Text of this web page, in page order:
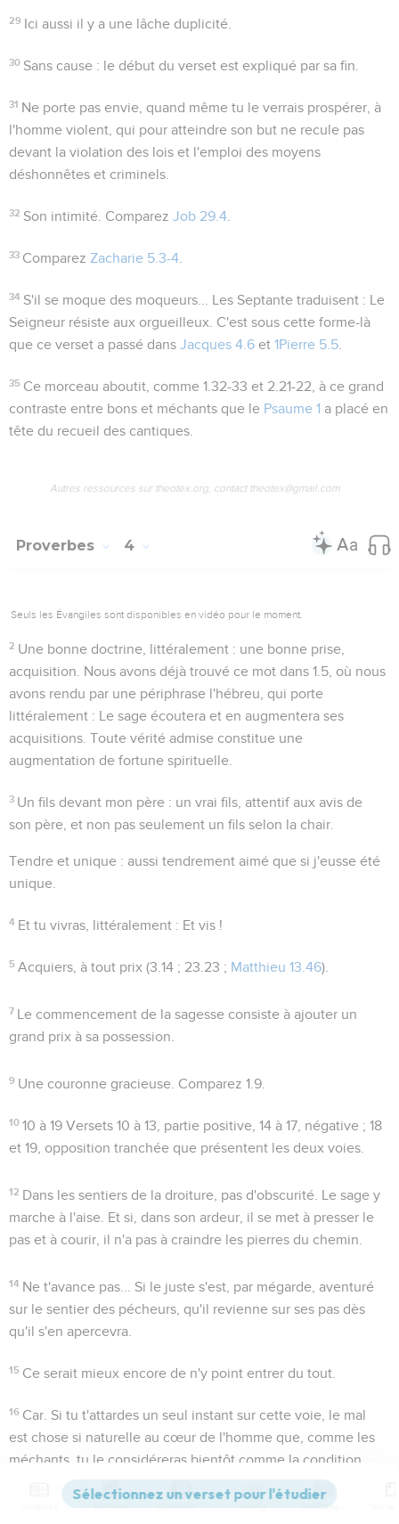
29 Ici aussi il y a une lâche duplicité.
30 Sans cause : le début du verset est expliqué par sa fin.
31 Ne porte pas envie , quand même tu le verrais prospérer, à
l'homme violent , qui pour atteindre son but ne recule pas
devant la violation des lois et l'emploi des moyens
déshonnêtes et criminels.
32 Son intimité . ComparezJob 29.4
33 ComparezZacharie 5.3-4
34 S'il se moque des moqueurs... Les Septante traduisent : Le
Seigneur résiste aux orgueilleux . C'est sous cette forme-là
que ce verset a passé dans Jacques 4.6 et 1Pierre 5.5
35 Ce morceau aboutit, comme1.32-33 et 2.21-22 , à ce grand
contraste entre bons et méchants que le Psaume 1 a placé en
tête du recueil des cantiques.
Autres ressources sur theotex.org, contact theotex@gmail.com
Proverbes 4
Seuls les Évangiles sont disponibles en vidéo pour le moment.
2 Une bonne doctrine , littéralement : une bonne prise,
acquisition . Nous avons déjà trouvé ce mot dans 1.5 , où nous
avons rendu par une périphrase l'hébreu, qui porte
littéralement : Le sage écoutera et en augmentera ses
acquisitions . Toute vérité admise constitue une
augmentation de fortune spirituelle.
3 Un fils devant mon père : un vrai fils, attentif aux avis de
son père, et non pas seulement un fils selon la chair.
Tendre et unique : aussi tendrement aimé que si j'eusse été
unique.
4 Et tu vivras , littéralement : Et vis !
5 Acquiers , à tout prix (3.14 ; 23.23 ; Matthieu 13.46).
7 Le commencement de la sagesse consiste à ajouter un
grand prix à sa possession.
9 Une couronne gracieuse . Comparez1.9
10 10 à 19 Versets 10 à 13, partie positive, 14 à 17, négative ; 18
et 19, opposition tranchée que présentent les deux voies.
12 Dans les sentiers de la droiture, pas d'obscurité. Le sage y
marche à l'aise. Et si, dans son ardeur, il se met à presser le
pas et à courir, il n'a pas à craindre les pierres du chemin.
14 Ne t'avance pas...
Si le juste s'est, par mégarde, aventuré
sur le sentier des pécheurs, qu'il revienne sur ses pas dès
qu'il s'en apercevra.
15 Ce serait mieux encore de n'y point entrer du tout.
16 Car . Si tu t'attardes un seul instant sur cette voie, le mal
est chose si naturelle au cœur de l'homme que, comme les
méchants, tu le considéreras bientôt comme la condition
indispensable du bonheur. D'autres ne peuvent dormir
quand ils ont mal fait ; eux ne dorment tranquilles qu'alors.
Versions Commentaires Strong